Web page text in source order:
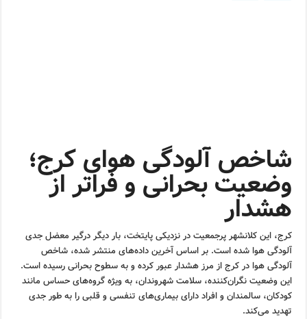
شاخص آلودگی هوای کرج؛
وضعیت بحرانی و فراتر از
هشدار
کرج، این کلانشهر پرجمعیت در نزدیکی پایتخت، بار دیگر درگیر معضل جدی
آلودگی هوا شده است. بر اساس آخرین داده‌های منتشر شده، شاخص
آلودگی هوا در کرج از مرز هشدار عبور کرده و به سطوح بحرانی رسیده است.
این وضعیت نگران‌کننده، سلامت شهروندان، به ویژه گروه‌های حساس مانند
کودکان، سالمندان و افراد دارای بیماری‌های تنفسی و قلبی را به طور جدی
تهدید می‌کند.